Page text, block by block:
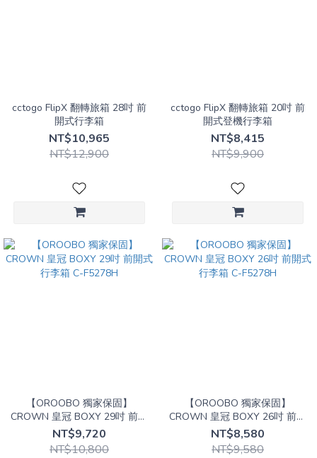
cctogo FlipX 翻轉旅箱 28吋 前
開式行李箱
NT$10,965
NT$12,900
cctogo FlipX 翻轉旅箱 20吋 前
開式登機行李箱
NT$8,415
NT$9,900
【OROOBO 獨家保固】
CROWN 皇冠 BOXY 29吋 前開
式行李箱 C-F5278H
NT$9,720
NT$10,800
【OROOBO 獨家保固】
CROWN 皇冠 BOXY 26吋 前開
式行李箱 C-F5278H
NT$8,580
NT$9,580